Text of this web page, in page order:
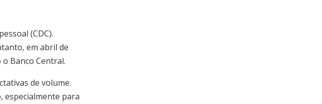
(CDC).
em abril de
Banco Central.
de volume.
especialmente para